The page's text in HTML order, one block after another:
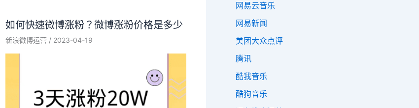
如何快速微博涨粉？微博涨粉价格是多少
新浪微博运营 / 2023-04-19
网易云音乐
网易新闻
美团大众点评
腾讯
酷我音乐
酷狗音乐